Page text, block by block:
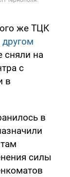
же ТЦК
другом
сняли на
с
в
в
силы